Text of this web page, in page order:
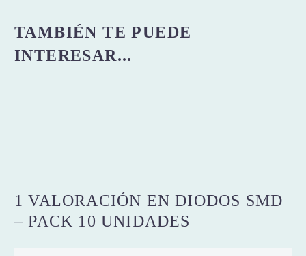
TAMBIÉN TE PUEDE
INTERESAR...
1 VALORACIÓN ENDIODOS SMD
– PACK 10 UNIDADES